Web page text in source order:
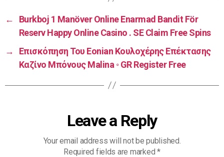
←
Burkboj 1 Manöver Online Enarmad Bandit För
Reserv Happy Online Casino . SE Claim Free Spins
→
Επισκόπηση Του Eonian Κουλοχέρης Επέκτασης
Καζίνο Μπόνους Malina ◦ GR Register Free
Leave a Reply
Your email address will not be published.
Required fields are marked *